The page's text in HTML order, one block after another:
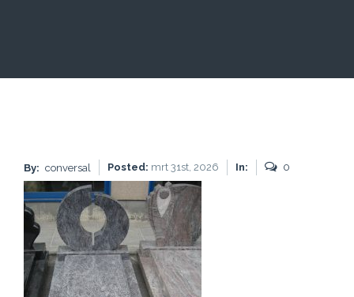
By: conversal Posted: mrt 31st, 2026 In: 0